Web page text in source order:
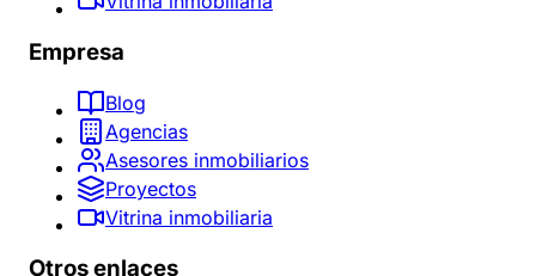
Empresa
Blog
Agencias
Asesores inmobiliarios
Proyectos
Vitrina inmobiliaria
Otros enlaces